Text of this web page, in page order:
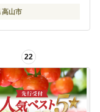
フ
秋白桃 シーエッ
高山市
22